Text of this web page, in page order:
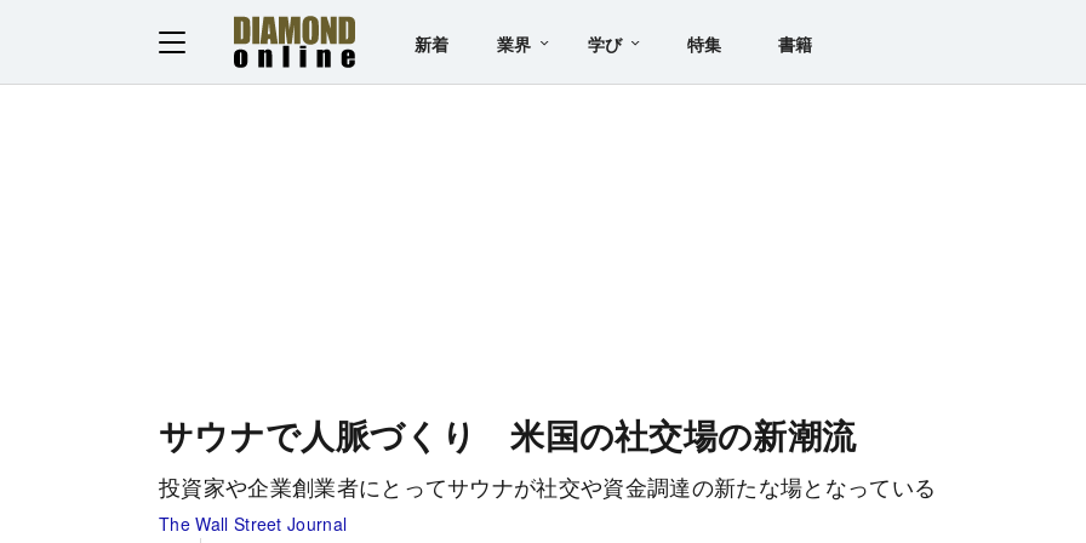
新着 業界 学び 特集 書籍
サウナで人脈づくり 米国の社交場の新潮流
投資家や企業創業者にとってサウナが社交や資金調達の新たな場となっている
The Wall Street Journal